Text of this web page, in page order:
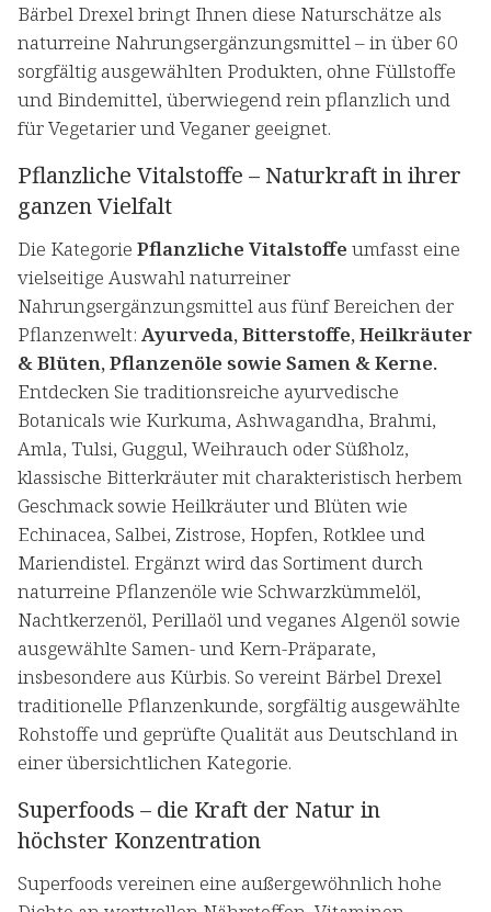
Bärbel Drexel bringt Ihnen diese Naturschätze als
naturreine Nahrungsergänzungsmittel – in über 60
sorgfältig ausgewählten Produkten, ohne Füllstoffe
und Bindemittel, überwiegend rein pflanzlich und
für Vegetarier und Veganer geeignet.
Pflanzliche Vitalstoffe – Naturkraft in ihrer
ganzen Vielfalt
Die Kategorie Pflanzliche Vitalstoffe umfasst eine
vielseitige Auswahl naturreiner
Nahrungsergänzungsmittel aus fünf Bereichen der
Pflanzenwelt: Ayurveda, Bitterstoffe, Heilkräuter
& Blüten, Pflanzenöle sowie Samen & Kerne.
Entdecken Sie traditionsreiche ayurvedische
Botanicals wie Kurkuma, Ashwagandha, Brahmi,
Amla, Tulsi, Guggul, Weihrauch oder Süßholz,
klassische Bitterkräuter mit charakteristisch herbem
Geschmack sowie Heilkräuter und Blüten wie
Echinacea, Salbei, Zistrose, Hopfen, Rotklee und
Mariendistel. Ergänzt wird das Sortiment durch
naturreine Pflanzenöle wie Schwarzkümmelöl,
Nachtkerzenöl, Perillaöl und veganes Algenöl sowie
ausgewählte Samen- und Kern-Präparate,
insbesondere aus Kürbis. So vereint Bärbel Drexel
traditionelle Pflanzenkunde, sorgfältig ausgewählte
Rohstoffe und geprüfte Qualität aus Deutschland in
einer übersichtlichen Kategorie.
Superfoods – die Kraft der Natur in
höchster Konzentration
Superfoods vereinen eine außergewöhnlich hohe